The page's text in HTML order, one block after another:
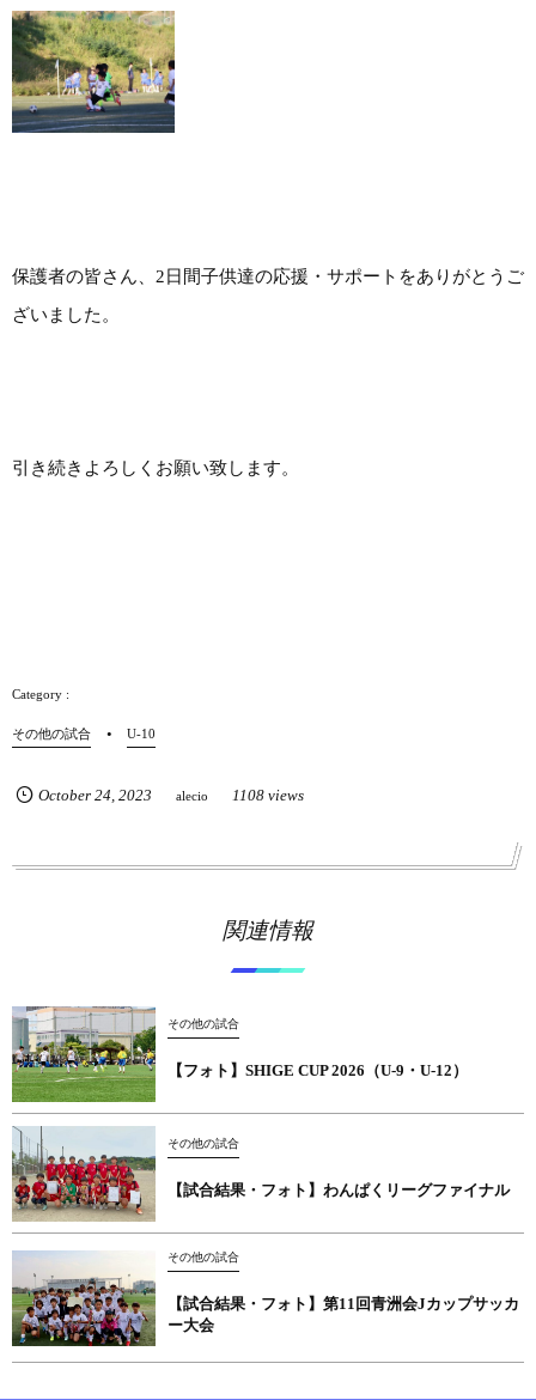
保護者の皆さん、2日間子供達の応援・サポートをありがとうご
ざいました。
引き続きよろしくお願い致します。
その他の試合 U-10
October 24, 2023 alecio 1108 views
関連情報
その他の試合
【フォト】SHIGE CUP 2026（U-9・U-12）
その他の試合
【試合結果・フォト】わんぱくリーグファイナル
その他の試合
【試合結果・フォト】第11回青洲会Jカップサッカ
ー大会